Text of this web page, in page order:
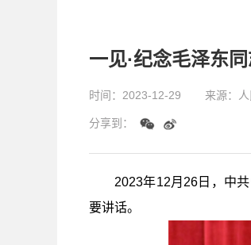
一见·纪念毛泽东
时间： 2023-12-29 来源：
分享到：
2023年12月26日，中
要讲话。